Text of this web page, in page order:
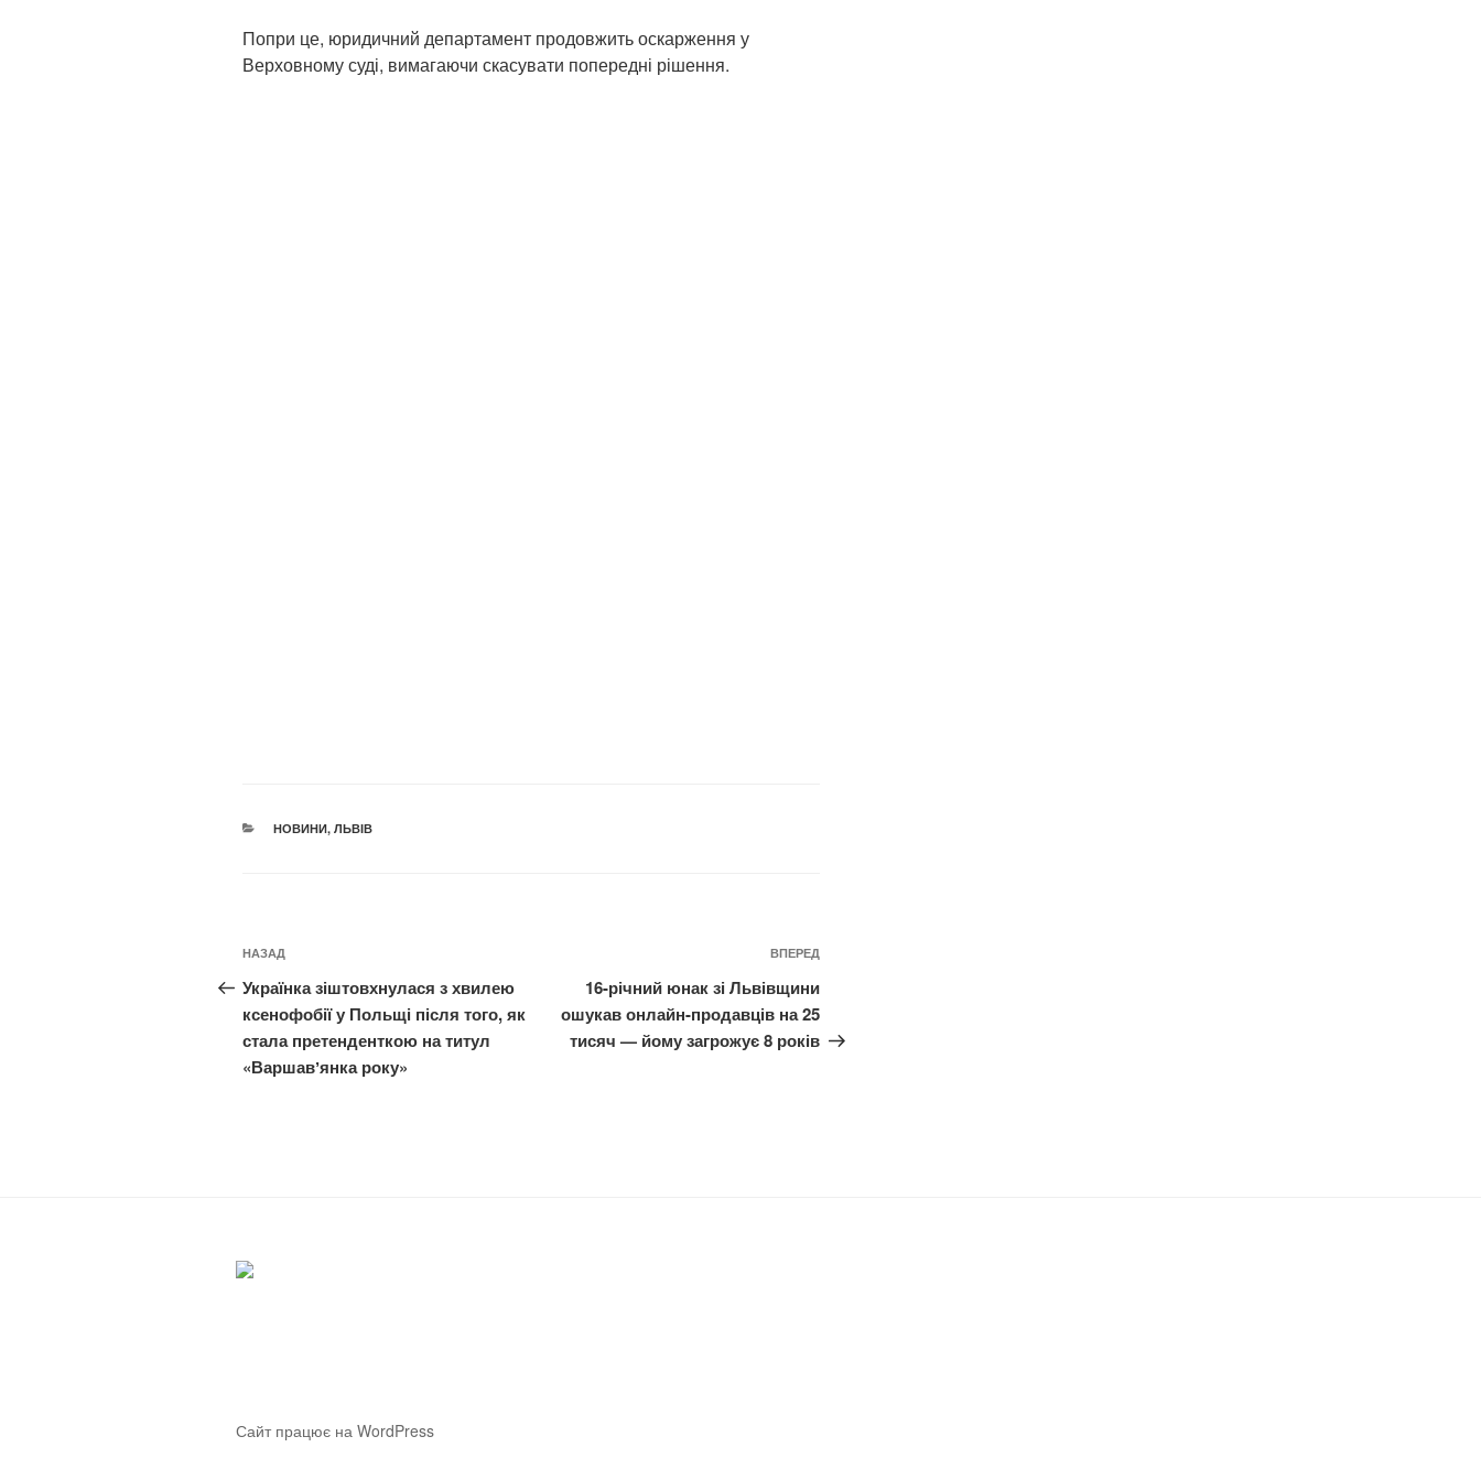
Попри це, юридичний департамент продовжить оскарження у
Верховному суді, вимагаючи скасувати попередні рішення.
КАТЕГОРІЇ
НОВИНИ, ЛЬВІВ
Навігація
записів
Попередній
запис:
НАЗАД
Українка зіштовхнулася з хвилею
ксенофобії у Польщі після того, як
стала претенденткою на титул
«Варшавʼянка року»
Наступний
запис
ВПЕРЕД
16-річний юнак зі Львівщини
ошукав онлайн-продавців на 25
тисяч — йому загрожує 8 років
Сайт працює на WordPress